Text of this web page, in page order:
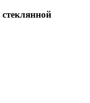
стеклянной